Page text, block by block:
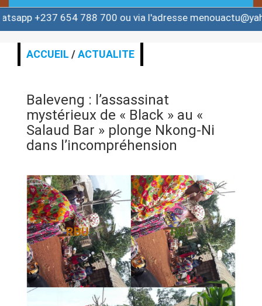
ACCUEIL
ACTUALITE
ANNONCE
ASSAINISSEMENT
BREAKING-NEWS
CAMEROUN
788 700 ou via l'adresse menouactu@yahoo.com
ACCUEIL /ACTUALITE
Baleveng : l’assassinat
mystérieux de « Black » au «
Salaud Bar » plonge Nkong-Ni
dans l’incompréhension